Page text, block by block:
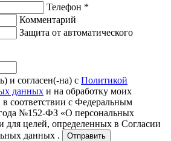
Телефон *
Комментарий
Защита от автоматического
и согласен(-на) с Политикой
данных и на обработку моих
соответствии с Федеральным
№152-ФЗ «О персональных
для целей, определенных в Согласии
данных .
Отправить